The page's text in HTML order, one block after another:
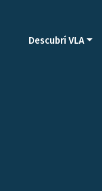
Descubrí VLA